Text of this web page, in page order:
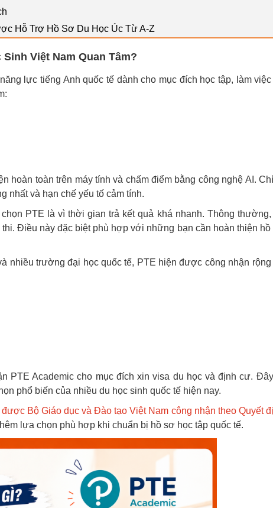
Hỗ Trợ Hồ Sơ Du Học Úc Từ A-Z
Việt Nam Quan Tâm?
lực tiếng Anh quốc tế dành cho mục đích học tập, làm
hoàn toàn trên máy tính và chấm điểm bằng công nghệ AI.
nhất và hạn chế yếu tố cảm tính.
PTE là vì thời gian trả kết quả khá nhanh. Thông thường,
Điều này đặc biệt phù hợp với những bạn cần hoàn thiện
nhiều trường đại học quốc tế, PTE hiện được công nhận rộng
PTE Academic cho mục đích xin visa du học và định cư.
phổ biến của nhiều du học sinh quốc tế hiện nay.
Bộ Giáo dục và Đào tạo Việt Nam công nhận theo Quyết
lựa chọn phù hợp khi chuẩn bị hồ sơ học tập quốc tế.